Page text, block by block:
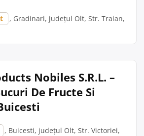
, Gradinari, județul Olt, Str. Traian,
Nobiles S.R.L. –
De Fructe Si
, Buicesti, județul Olt, Str. Victoriei,